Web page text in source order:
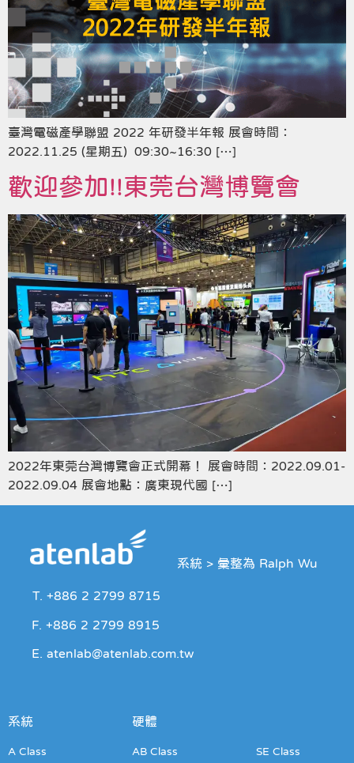
臺灣電磁產學聯盟 2022 年研發半年報 展會時間：
2022.11.25 (星期五) 09:30~16:30 […]
歡迎參加!!東莞台灣博覽會
2022年東莞台灣博覽會正式開幕！ 展會時間：2022.09.01-
2022.09.04 展會地點：廣東現代國 […]
系統 > 彙整為 Ralph Wu
T. +886 2 2799 8715
F. +886 2 2799 8915
E. atenlab@atenlab.com.tw
系統
A Class
硬體
AB Class SE Class